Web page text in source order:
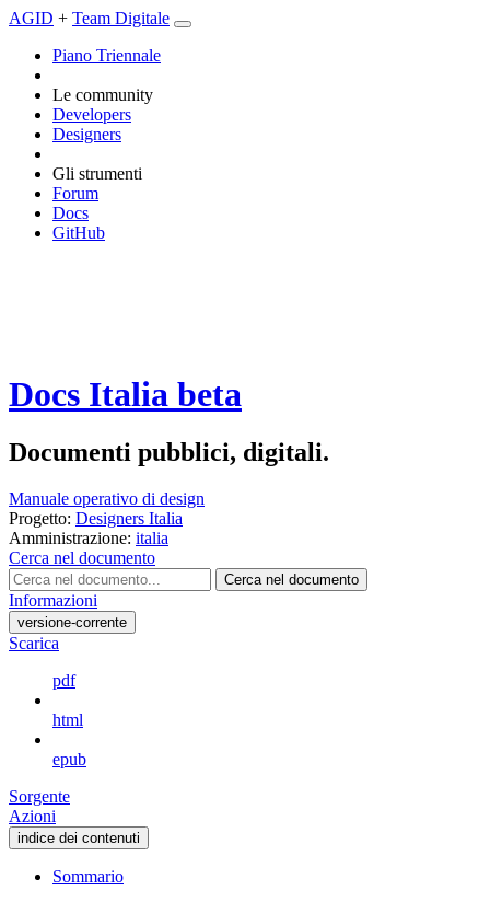
AGID + Team Digitale
Piano Triennale
Le community
Developers
Designers
Gli strumenti
Forum
Docs
GitHub
Docs Italia beta
Documenti pubblici, digitali.
Manuale operativo di design
Progetto: Designers Italia
Amministrazione: italia
Cerca nel documento
Cerca nel documento
Informazioni
versione-corrente
Scarica
pdf
html
epub
Sorgente
Azioni
indice dei contenuti
Sommario